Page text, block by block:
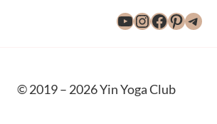
YouTube
Instagram
Facebook
© 2019 – 2026 Yin Yoga Club